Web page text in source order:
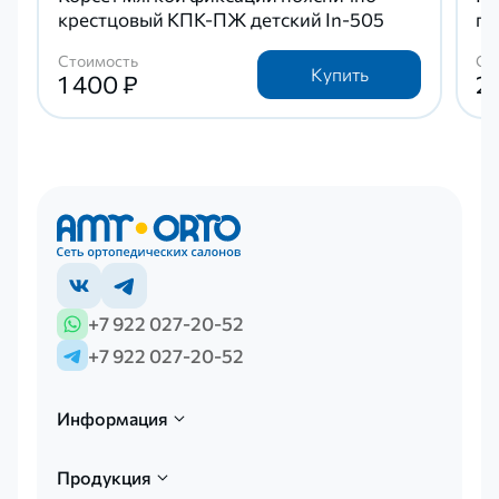
крестцовый КПК-ПЖ детский In-505
Стоимость
1 400 ₽ Купить 2
+7 922 027-20-52
+7 922 027-20-52
Информация
Продукция